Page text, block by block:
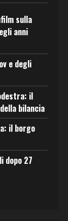
sulla
anni
e degli
il
bilancia
il borgo
dopo 27